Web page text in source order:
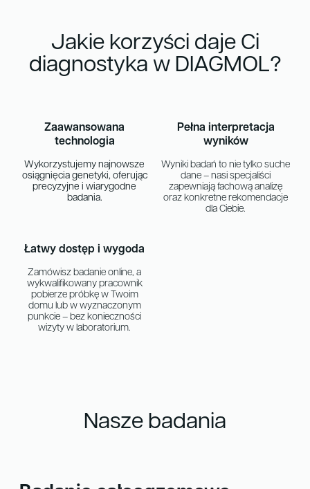
Jakie korzyści daje Ci
diagnostyka w DIAGMOL?
Zaawansowana
technologia
Wykorzystujemy najnowsze
osiągnięcia genetyki, oferując
precyzyjne i wiarygodne
badania.
Pełna interpretacja
wyników
Wyniki badań to nie tylko suche
dane – nasi specjaliści
zapewniają fachową analizę
oraz konkretne rekomendacje
dla Ciebie.
Łatwy dostęp i wygoda
Zamówisz badanie online, a
wykwalifikowany pracownik
pobierze próbkę w Twoim
domu lub w wyznaczonym
punkcie – bez konieczności
wizyty w laboratorium.
Nasze badania